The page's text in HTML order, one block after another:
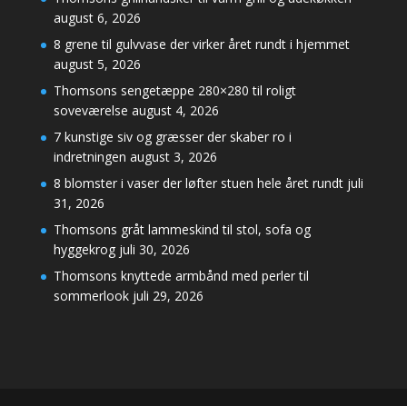
august 6, 2026
8 grene til gulvvase der virker året rundt i hjemmet
august 5, 2026
Thomsons sengetæppe 280×280 til roligt
soveværelse august 4, 2026
7 kunstige siv og græsser der skaber ro i
indretningen august 3, 2026
8 blomster i vaser der løfter stuen hele året rundt juli
31, 2026
Thomsons gråt lammeskind til stol, sofa og
hyggekrog juli 30, 2026
Thomsons knyttede armbånd med perler til
sommerlook juli 29, 2026